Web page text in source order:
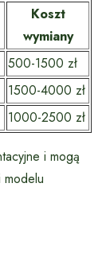
Koszt
wymiany
500-1500 zł
1500-4000 zł
1000-2500 zł
i mogą